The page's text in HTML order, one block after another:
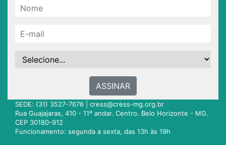
ASSINAR
SEDE: (31) 3527-7676 | cress@cress-mg.org.br
Rua Guajajaras, 410 - 11º andar. Centro. Belo Horizonte - MG.
CEP 30180-912
Funcionamento: segunda a sexta, das 13h às 19h